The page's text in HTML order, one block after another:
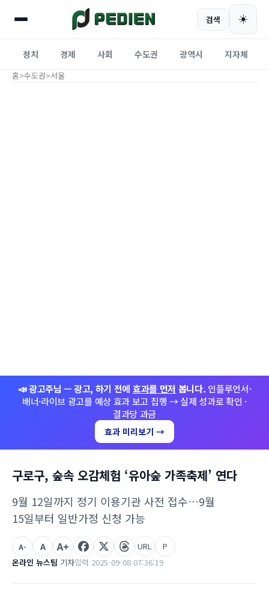
검색 ☀️
정치 경제 사회 수도권 광역시 지자체
홈>수도권>서울
📣 광고주님 — 광고, 하기 전에 효과를 먼저 봅니다. 인플루언서·
배너·라이브 광고를 예상 효과 보고 집행 → 실제 성과로 확인 ·
결과당 과금
효과 미리보기 →
구로구, 숲속 오감체험 ‘유아숲 가족축제’ 연다
9월 12일까지 정기 이용기관 사전 접수…9월
15일부터 일반가정 신청 가능
온라인 뉴스팀 기자입력 2025-09-08 07:36:19
A- A A+ URL P